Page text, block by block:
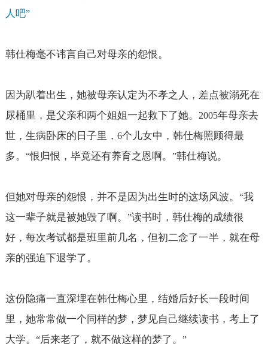
人吧”
韩仕梅毫不讳言自己对母亲的怨恨。
因为趴着出生，她被母亲认定为不孝之人，差点被溺死在
尿桶里，是父亲和两个姐姐一起救下了她。
2005年母亲去
世，生病卧床的日子里， 6个儿女中，韩仕梅照顾得最
多。 “恨归恨，毕竟还有养育之恩啊。 ”韩仕梅说。
但她对母亲的怨恨，并不是因为出生时的这场风波。 “我
这一辈子就是被她毁了啊。 ”读书时，韩仕梅的成绩很
好，每次考试都是班里前几名，但初二念了一半，就在母
亲的强迫下退学了。
这份隐痛一直深埋在韩仕梅心里，结婚后好长一段时间
里，她常常做一个同样的梦，梦见自己继续读书，考上了
大学。 “后来老了，就不做这样的梦了。 ”